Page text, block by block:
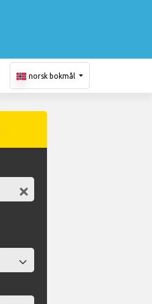
norsk bokmål